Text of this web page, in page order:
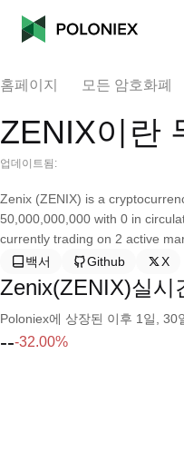
홈페이지 모든 암호화폐
ZENIX이란
업데이트됨:
Zenix (ZENIX) is a
50,000,000,000 with 0 in
currently trading on 2 active
백서
Github X
Zenix(ZENIX)실시
Poloniex에 상장된 이후 1일,
---32.00%